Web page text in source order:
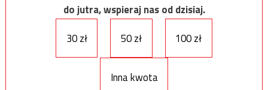
do jutra, wspieraj nas od dzisiaj.
30 zł
50 zł 100 zł
Inna kwota